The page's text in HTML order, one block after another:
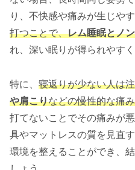
り、不快感や痛みが生じや
打つことで、レム睡眠とノ
れ、深い眠りが得られやす
特に、 寝返りが少ない人は
や肩こりなどの慢性的な痛み
打てないことでその痛みが
具やマットレスの質を見直
環境を整えることができ、